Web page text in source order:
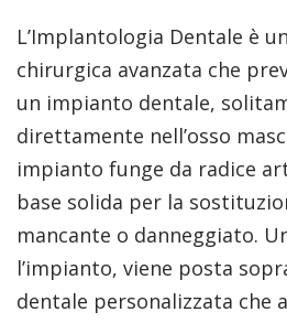
L’Implantologia Dentale è
chirurgica avanzata che
un impianto dentale,
direttamente nell’osso
impianto funge da radice
base solida per la
mancante o danneggiato.
l’impianto, viene posta
dentale personalizzata che